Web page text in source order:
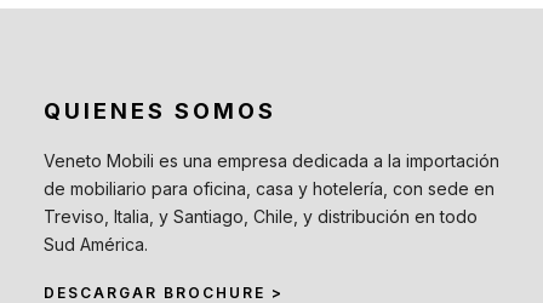
QUIENES SOMOS
Veneto Mobili es una empresa dedicada a la importación
de mobiliario para oficina, casa y hotelería, con sede en
Treviso, Italia, y Santiago, Chile, y distribución en todo
Sud América.
DESCARGAR BROCHURE >